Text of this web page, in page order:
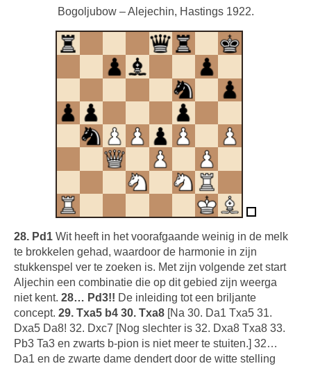
Bogoljubow – Alejechin, Hastings 1922.
28. Pd1 Wit heeft in het voorafgaande weinig in de melk
te brokkelen gehad, waardoor de harmonie in zijn
stukkenspel ver te zoeken is. Met zijn volgende zet start
Aljechin een combinatie die op dit gebied zijn weerga
niet kent. 28… Pd3!! De inleiding tot een briljante
concept. 29. Txa5 b4 30. Txa8 [Na 30. Da1 Txa5 31.
Dxa5 Da8! 32. Dxc7 [Nog slechter is 32. Dxa8 Txa8 33.
Pb3 Ta3 en zwarts b-pion is niet meer te stuiten.] 32…
Da1 en de zwarte dame dendert door de witte stelling